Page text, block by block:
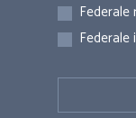
Federale
Federale